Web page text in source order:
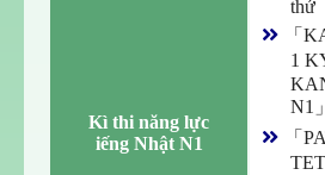
Kì thi năng lực
iếng Nhật N1
thử
「
1
N1」
「